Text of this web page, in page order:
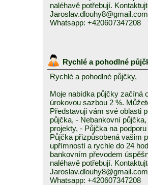
naléhavě potřebují.
Jaroslav.dlouhy8@gmail.com
Whatsapp: +420607347208
Rychlé a pohodlné
Rychlé a pohodlné půjčky,
Moje nabídka půjčky začíná
úrokovou sazbou 2 %.
Představuji vám své oblasti
půjčka, - Nebankovní
projekty, - Půjčka na
Půjčka přizpůsobená vašim
upřímností a rychle do 24
bankovním převodem
naléhavě potřebují.
Jaroslav.dlouhy8@gmail.com
Whatsapp: +420607347208